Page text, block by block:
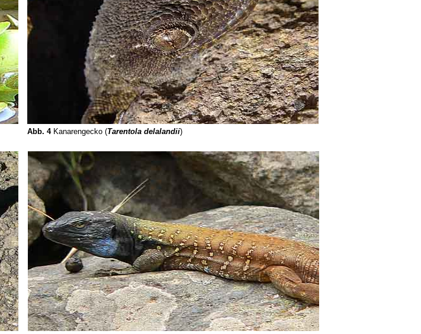
Abb. 4Kanarengecko (Tarentola delalandii)